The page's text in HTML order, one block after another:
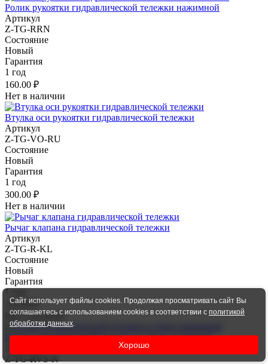
Ролик рукоятки гидравлической тележки нажимной
Артикул
Z-TG-RRN
Состояние
Новый
Гарантия
1 год
160.00 ₽
Нет в наличии
Втулка оси рукоятки гидравлической тележки
Артикул
Z-TG-VO-RU
Состояние
Новый
Гарантия
1 год
300.00 ₽
Нет в наличии
Рычаг клапана гидравлической тележки
Артикул
Z-TG-R-KL
Состояние
Новый
Гарантия
1 год
370.00 ₽
Нет в наличии
Ролик гидравлической тележки в сборе нажимной
Z-TG-RVS-N
Сайт использует файлы cookies. Продолжая просматривать сайт Вы
соглашаетесь с использованием cookies в соответствии с политикой
обработки данных.
Хорошо